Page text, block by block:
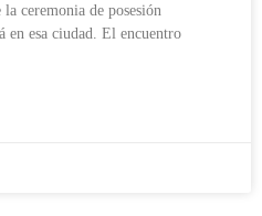
ceremonia de posesión
en esa ciudad. El encuentro